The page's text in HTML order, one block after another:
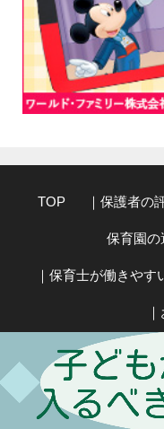
TOP ｜保護者の
保育園の
｜保育士が働きやす
｜子どもの心ス
このサイ